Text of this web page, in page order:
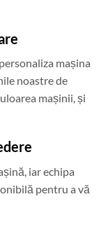
mașina
noastre de
mașinii, și
iar echipa
pentru a vă